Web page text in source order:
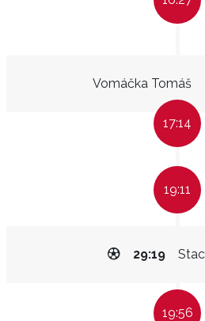
Vomáčka Tomáš
17:14
19:11
29:19
19:56